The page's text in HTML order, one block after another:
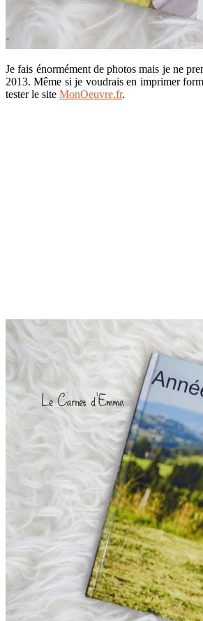
Je fais énormément de photos mais je ne
2013. Même si je voudrais en imprimer
tester le site MonOeuvre.fr.